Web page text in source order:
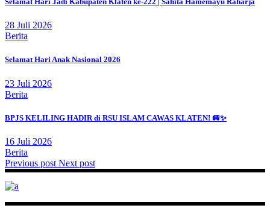
28 Juli 2026
Berita
Selamat Hari Anak Nasional 2026
23 Juli 2026
Berita
BPJS KELILING HADIR di RSU ISLAM CAWAS KLATEN! 🚐✨
16 Juli 2026
Berita
Previous post Next post